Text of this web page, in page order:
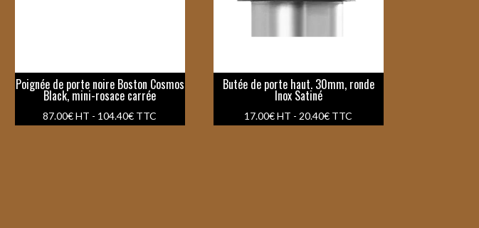
Poignée de porte noire Boston Cosmos
Black, mini-rosace carrée
87.00€ HT - 104.40€ TTC
Butée de porte haut. 30mm, ronde
Inox Satiné
17.00€ HT - 20.40€ TTC